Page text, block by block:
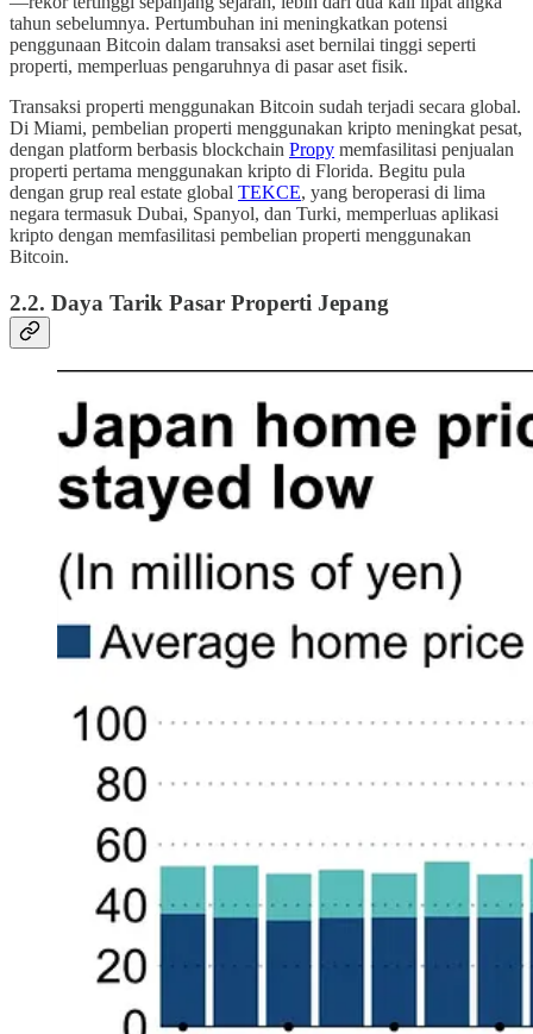
tahun sebelumnya. Pertumbuhan ini meningkatkan potensi
penggunaan Bitcoin dalam transaksi aset bernilai tinggi seperti
properti, memperluas pengaruhnya di pasar aset fisik.
Transaksi properti menggunakan Bitcoin sudah terjadi secara global.
Di Miami, pembelian properti menggunakan kripto meningkat pesat,
dengan platform berbasis blockchain Propy memfasilitasi penjualan
properti pertama menggunakan kripto di Florida. Begitu pula
dengan grup real estate global TEKCE, yang beroperasi di lima
negara termasuk Dubai, Spanyol, dan Turki, memperluas aplikasi
kripto dengan memfasilitasi pembelian properti menggunakan
Bitcoin.
2.2. Daya Tarik Pasar Properti Jepang